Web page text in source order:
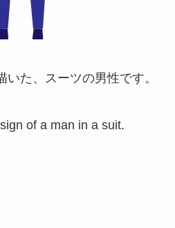
いた、スーツの男性です。
of a man in a suit.